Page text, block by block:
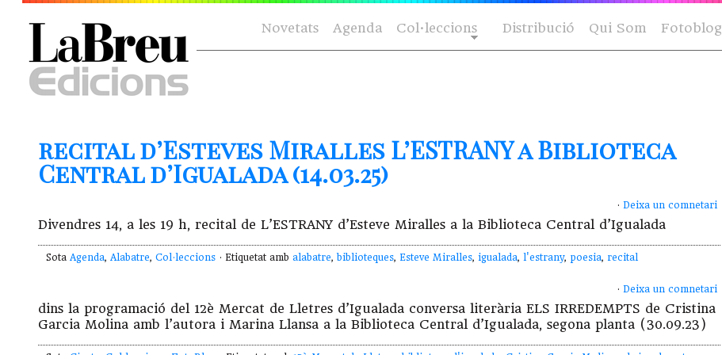
Novetats Agenda Col·leccions Distribució Qui Som Fotoblog
recital d’Esteves Miralles L’ESTRANY a Biblioteca
Central d’Igualada (14.03.25)
· Deixa un comnetari
Divendres 14, a les 19 h, recital de L’ESTRANY d’Esteve Miralles a la Biblioteca Central d’Igualada
Sota Agenda, Alabatre, Col·leccions · Etiquetat amb alabatre, biblioteques, Esteve Miralles, igualada, l'estrany, poesia, recital
· Deixa un comnetari
dins la programació del 12è Mercat de Lletres d’Igualada conversa literària ELS IRREDEMPTS de Cristina
Garcia Molina amb l’autora i Marina Llansa a la Biblioteca Central d’Igualada, segona planta (30.09.23)